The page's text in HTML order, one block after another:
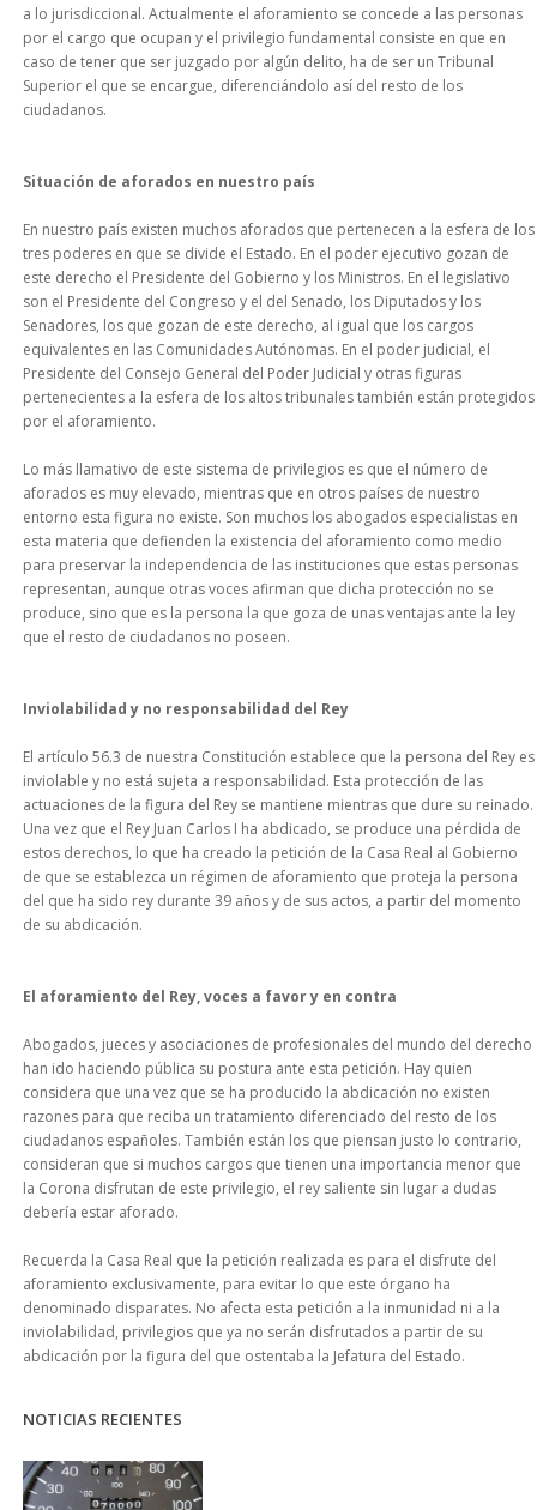
a lo jurisdiccional. Actualmente el aforamiento se concede a las personas
por el cargo que ocupan y el privilegio fundamental consiste en que en
caso de tener que ser juzgado por algún delito, ha de ser un Tribunal
Superior el que se encargue, diferenciándolo así del resto de los
ciudadanos.
Situación de aforados en nuestro país
En nuestro país existen muchos aforados que pertenecen a la esfera de los
tres poderes en que se divide el Estado. En el poder ejecutivo gozan de
este derecho el Presidente del Gobierno y los Ministros. En el legislativo
son el Presidente del Congreso y el del Senado, los Diputados y los
Senadores, los que gozan de este derecho, al igual que los cargos
equivalentes en las Comunidades Autónomas. En el poder judicial, el
Presidente del Consejo General del Poder Judicial y otras figuras
pertenecientes a la esfera de los altos tribunales también están protegidos
por el aforamiento.
Lo más llamativo de este sistema de privilegios es que el número de
aforados es muy elevado, mientras que en otros países de nuestro
entorno esta figura no existe. Son muchos los abogados especialistas en
esta materia que defienden la existencia del aforamiento como medio
para preservar la independencia de las instituciones que estas personas
representan, aunque otras voces afirman que dicha protección no se
produce, sino que es la persona la que goza de unas ventajas ante la ley
que el resto de ciudadanos no poseen.
Inviolabilidad y no responsabilidad del Rey
El artículo 56.3 de nuestra Constitución establece que la persona del Rey es
inviolable y no está sujeta a responsabilidad. Esta protección de las
actuaciones de la figura del Rey se mantiene mientras que dure su reinado.
Una vez que el Rey Juan Carlos I ha abdicado, se produce una pérdida de
estos derechos, lo que ha creado la petición de la Casa Real al Gobierno
de que se establezca un régimen de aforamiento que proteja la persona
del que ha sido rey durante 39 años y de sus actos, a partir del momento
de su abdicación.
El aforamiento del Rey, voces a favor y en contra
Abogados, jueces y asociaciones de profesionales del mundo del derecho
han ido haciendo pública su postura ante esta petición. Hay quien
considera que una vez que se ha producido la abdicación no existen
razones para que reciba un tratamiento diferenciado del resto de los
ciudadanos españoles. También están los que piensan justo lo contrario,
consideran que si muchos cargos que tienen una importancia menor que
la Corona disfrutan de este privilegio, el rey saliente sin lugar a dudas
debería estar aforado.
Recuerda la Casa Real que la petición realizada es para el disfrute del
aforamiento exclusivamente, para evitar lo que este órgano ha
denominado disparates. No afecta esta petición a la inmunidad ni a la
inviolabilidad, privilegios que ya no serán disfrutados a partir de su
abdicación por la figura del que ostentaba la Jefatura del Estado.
NOTICIAS RECIENTES